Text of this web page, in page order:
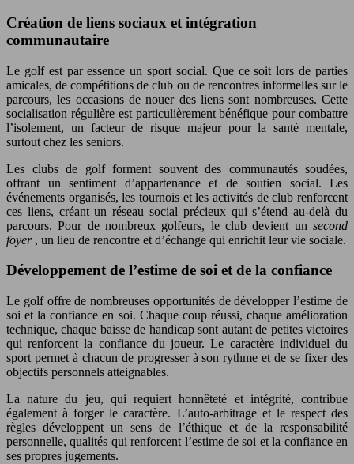
Création de liens sociaux et intégration
communautaire
Le golf est par essence un sport social. Que ce soit lors de parties
amicales, de compétitions de club ou de rencontres informelles sur le
parcours, les occasions de nouer des liens sont nombreuses. Cette
socialisation régulière est particulièrement bénéfique pour combattre
l’isolement, un facteur de risque majeur pour la santé mentale,
surtout chez les seniors.
Les clubs de golf forment souvent des communautés soudées,
offrant un sentiment d’appartenance et de soutien social. Les
événements organisés, les tournois et les activités de club renforcent
ces liens, créant un réseau social précieux qui s’étend au-delà du
parcours. Pour de nombreux golfeurs, le club devient un second
foyer , un lieu de rencontre et d’échange qui enrichit leur vie sociale.
Développement de l’estime de soi et de la confiance
Le golf offre de nombreuses opportunités de développer l’estime de
soi et la confiance en soi. Chaque coup réussi, chaque amélioration
technique, chaque baisse de handicap sont autant de petites victoires
qui renforcent la confiance du joueur. Le caractère individuel du
sport permet à chacun de progresser à son rythme et de se fixer des
objectifs personnels atteignables.
La nature du jeu, qui requiert honnêteté et intégrité, contribue
également à forger le caractère. L’auto-arbitrage et le respect des
règles développent un sens de l’éthique et de la responsabilité
personnelle, qualités qui renforcent l’estime de soi et la confiance en
ses propres jugements.